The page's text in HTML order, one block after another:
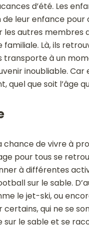
d’été. Les
leur enfance pour
les autres
familiale. Là, ils
transporte à un
inoubliable.
quel que soit l’âge
chance de vivre à
pour tous se
à différentes
sur le sable.
le jet-ski, ou
certains, qui ne se
le sable et se